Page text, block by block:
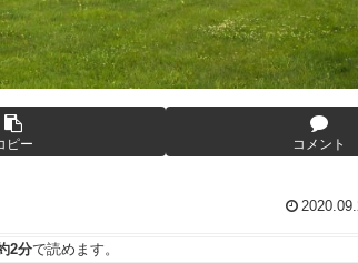
ピー コメント
2分で読めます。